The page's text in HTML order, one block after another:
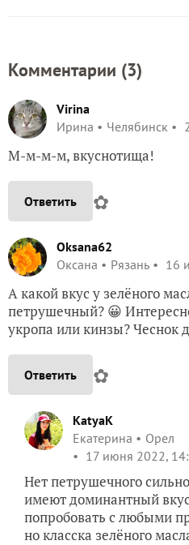
Комментарии (3)
Virina
Ирина
Челябинск
М-м-м-м, вкуснотища!
Ответить ✿
Oksana62
Оксана
Рязань 16
А какой вкус у зелёного
петрушечный? 😀
укропа или кинзы? Чеснок
Ответить ✿
KatyaK
Екатерина
Орел
17 июня 2022,
Нет петрушечного
имеют доминантный
попробовать с любыми
но класска зелёного